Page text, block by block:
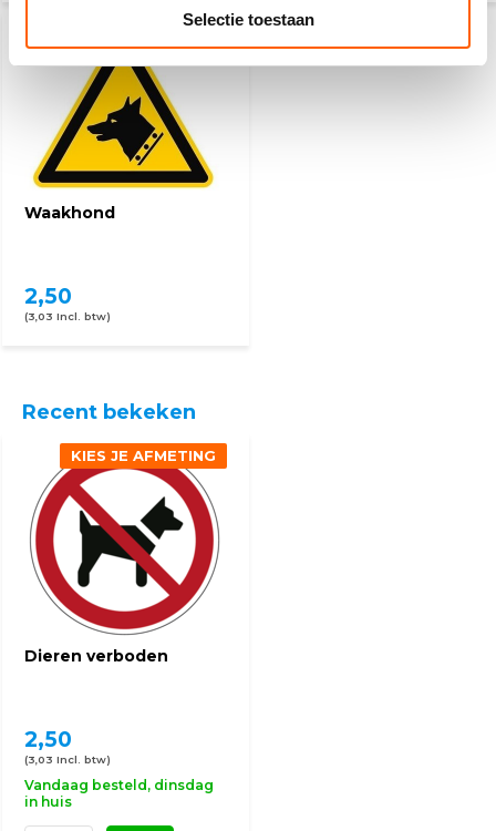
Selectie toestaan
Waakhond
2,50
(3,03 Incl. btw)
Recent bekeken
Dieren verboden
KIES JE AFMETING
2,50
(3,03 Incl. btw)
Vandaag besteld, dinsdag
in huis